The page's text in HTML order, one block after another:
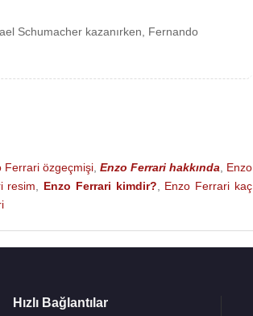
Schumacher kazanırken, Fernando
Ferrari özgeçmişi, Enzo Ferrari hakkında
Enzo
resim Enzo Ferrari kimdir?
Enzo Ferrari kaç
Hızlı Bağlantılar